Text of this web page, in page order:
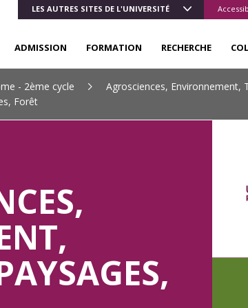
LES AUTRES SITES DE L'UNIVERSITÉ
ADMISSION FORMATION RECHERCHE
- 2ème cycle
Agrosciences, Environnement,
Forêt